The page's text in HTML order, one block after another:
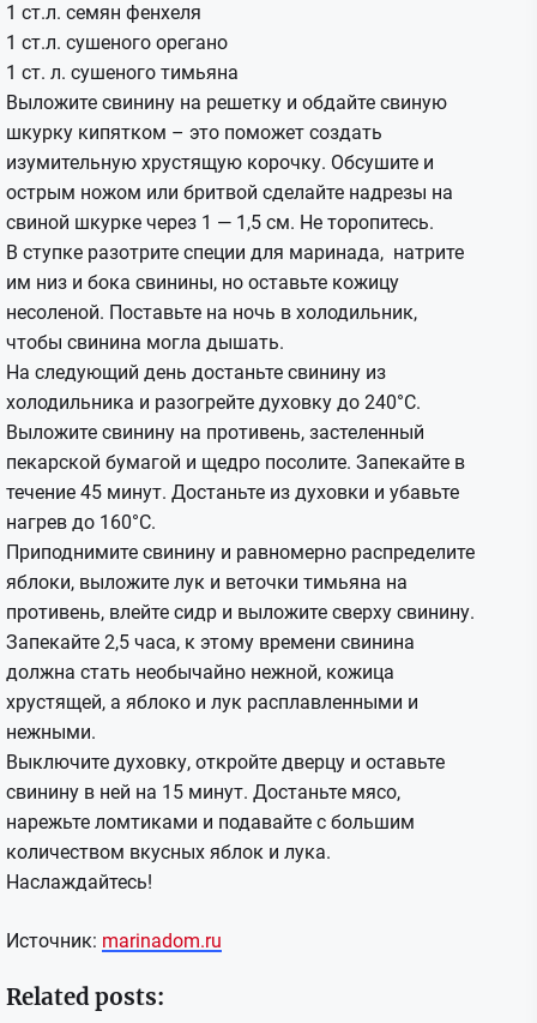
1 ст.л. семян фенхеля
1 ст.л. сушеного орегано
1 ст. л. сушеного тимьяна
Выложите свинину на решетку и обдайте свиную
шкурку кипятком – это поможет создать
изумительную хрустящую корочку. Обсушите и
острым ножом или бритвой сделайте надрезы на
свиной шкурке через 1 — 1,5 см. Не торопитесь.
В ступке разотрите специи для маринада, натрите
им низ и бока свинины, но оставьте кожицу
несоленой. Поставьте на ночь в холодильник,
чтобы свинина могла дышать.
На следующий день достаньте свинину из
холодильника и разогрейте духовку до 240°C.
Выложите свинину на противень, застеленный
пекарской бумагой и щедро посолите. Запекайте в
течение 45 минут. Достаньте из духовки и убавьте
нагрев до 160°C.
Приподнимите свинину и равномерно распределите
яблоки, выложите лук и веточки тимьяна на
противень, влейте сидр и выложите сверху свинину.
Запекайте 2,5 часа, к этому времени свинина
должна стать необычайно нежной, кожица
хрустящей, а яблоко и лук расплавленными и
нежными.
Выключите духовку, откройте дверцу и оставьте
свинину в ней на 15 минут. Достаньте мясо,
нарежьте ломтиками и подавайте с большим
количеством вкусных яблок и лука.
Наслаждайтесь!
Источник: marinadom.ru
Related posts: